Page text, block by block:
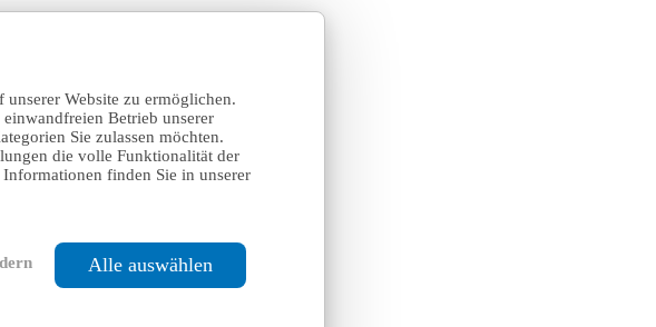
Website zu ermöglichen.
Betrieb unserer
Sie zulassen möchten.
die volle Funktionalität der
finden Sie in unserer
Alle auswählen